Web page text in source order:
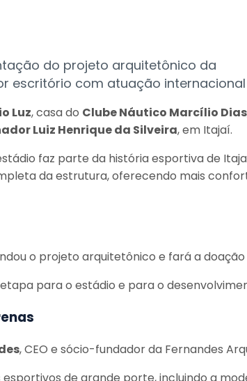
do projeto arquitetônico da
escritório com atuação internacional
Luz, casa do Clube Náutico Marcílio Dias
Luiz Henrique da Silveira, em Itajaí.
faz parte da história esportiva de
da estrutura, oferecendo mais
o projeto arquitetônico e fará a
para o estádio e para o
, CEO e sócio-fundador da Fernandes
de grande porte, incluindo a